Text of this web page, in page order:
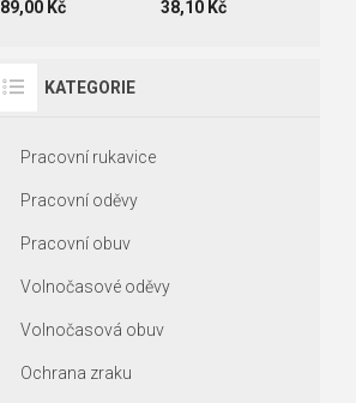
89,00 Kč 38,10 Kč
KATEGORIE
Pracovní rukavice
Pracovní oděvy
Pracovní obuv
Volnočasové oděvy
Volnočasová obuv
Ochrana zraku